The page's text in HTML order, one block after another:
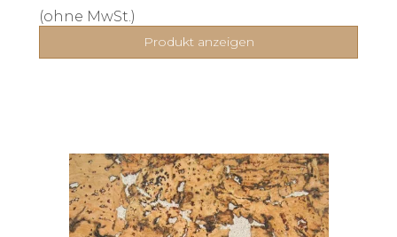
(ohne MwSt.)
Produkt anzeigen